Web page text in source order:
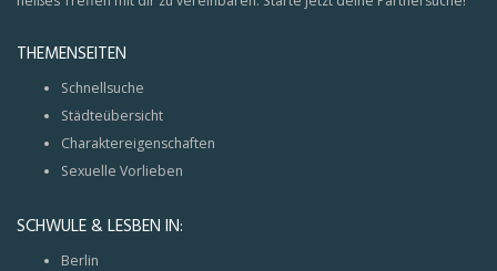
THEMENSEITEN
Schnellsuche
Städteübersicht
Charaktereigenschaften
Sexuelle Vorlieben
SCHWULE & LESBEN IN:
Berlin